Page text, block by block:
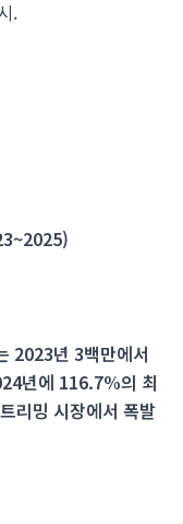
.
2023년 3백만에서
년에 116.7%의 최
리밍 시장에서 폭발